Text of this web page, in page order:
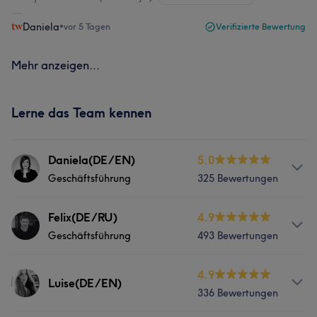
Daniela•vor 5 Tagen Verifizierte Bewertung
Mehr anzeigen...
Lerne das Team kennen
Daniela(DE/EN)
Geschäftsführung
5.0
325 Bewertungen
Services
Was unsere Kunden über Daniela(DE/EN) sagen
Felix(DE/RU)
Geschäftsführung
4.9
493 Bewertungen
Services
Luise(DE/EN)
4.9
336 Bewertungen